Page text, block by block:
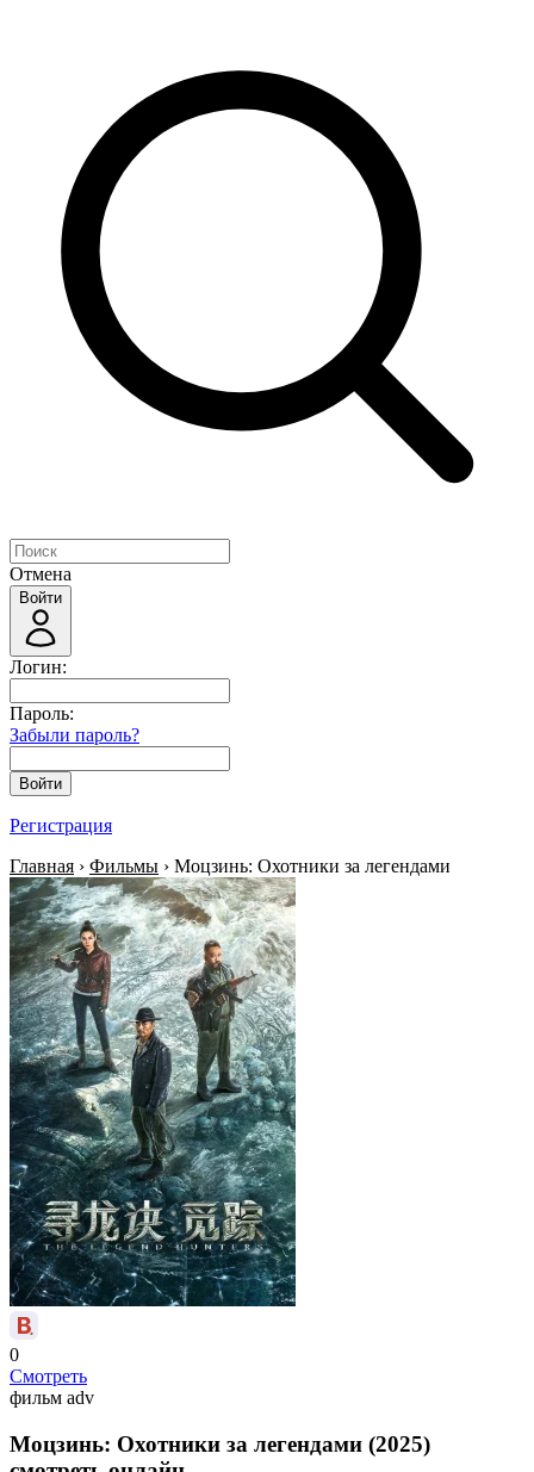
Отмена
Войти
Логин:
Пароль:
Забыли пароль?
Войти
Регистрация
Главная › Фильмы › Моцзинь: Охотники за легендами
0
Смотреть
фильм adv
Моцзинь: Охотники за легендами (2025)